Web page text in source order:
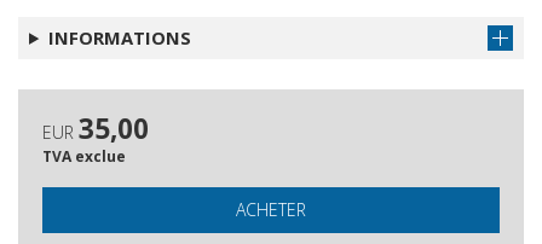
INFORMATIONS
EUR 35,00
TVA exclue
ACHETER